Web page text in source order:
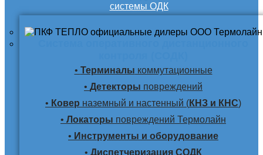
системы ОДК
• Терминалы коммутационные
• Детекторы повреждений
• Ковер наземный и настенный (КНЗ и КНС)
• Локаторы повреждений Термолайн
• Инструменты и оборудование
• Диспетчеризация СОДК